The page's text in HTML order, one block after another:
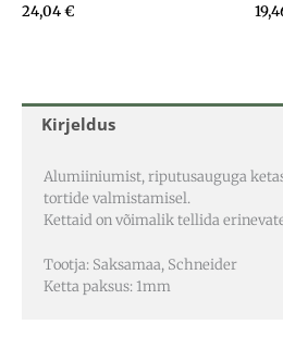
Kirjeldus
Alumiiniumist, riputusauguga
tortide valmistamisel.
Kettaid on võimalik tellida
Tootja: Saksamaa, Schneider
Ketta paksus: 1mm
24,04€